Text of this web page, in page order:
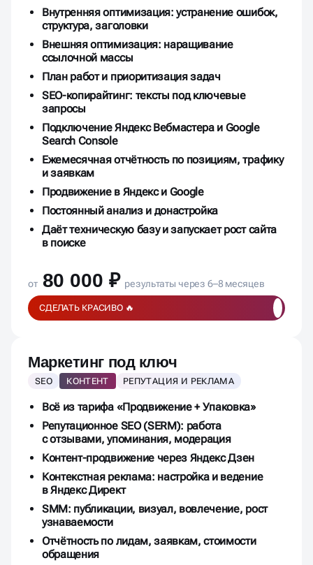
Внутренняя оптимизация: устранение ошибок,
структура, заголовки
Внешняя оптимизация: наращивание
ссылочной массы
План работ и приоритизация задач
SEO-копирайтинг: тексты под ключевые
запросы
Подключение Яндекс Вебмастера и Google
Search Console
Ежемесячная отчётность по позициям, трафику
и заявкам
Продвижение в Яндекс и Google
Постоянный анализ и донастройка
Даёт техническую базу и запускает рост сайта
в поиске
от 80 000 ₽ результаты через 6–8 месяцев
СДЕЛАТЬ КРАСИВО 🔥
Маркетинг под ключ
SEO КОНТЕНТ РЕПУТАЦИЯ И РЕКЛАМА
Всё из тарифа «Продвижение + Упаковка»
Репутационное SEO (SERM): работа
с отзывами, упоминания, модерация
Контент-продвижение через Яндекс Дзен
Контекстная реклама: настройка и ведение
в Яндекс Директ
SMM: публикации, визуал, вовлечение, рост
узнаваемости
Отчётность по лидам, заявкам, стоимости
обращения